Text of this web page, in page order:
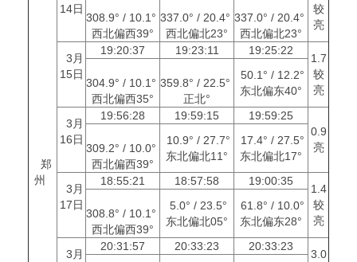
郑
州
14日
较
亮
308.9° / 10.1°
西北偏西39°
337.0° / 20.4°
西北偏北23°
337.0° / 20.4°
西北偏北23°
3月
15日
19:20:37 19:23:11 19:25:22
1.7
较
亮
304.9° / 10.1°
西北偏西35°
359.8° / 22.5°
正北°
50.1° / 12.2°
东北偏东40°
3月
16日
19:56:28 19:59:15
19:59:25
0.9
亮
309.2° / 10.0°
西北偏西39°
10.9° / 27.7°
东北偏北11°
17.4° / 27.5°
东北偏北17°
3月
17日
18:55:21 18:57:58 19:00:35
1.4
较
亮
308.8° / 10.1°
西北偏西39°
5.0° / 23.5°
东北偏北05°
61.8° / 10.0°
东北偏东28°
3月
20:31:57 20:33:23 20:33:23
3.0